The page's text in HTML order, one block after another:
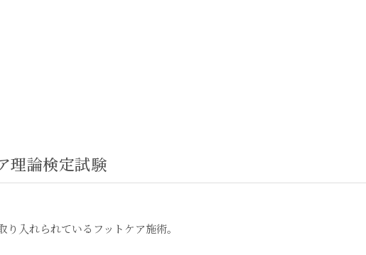
理論検定試験
り入れられているフットケア施術。